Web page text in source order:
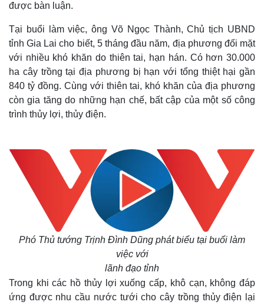
được bàn luận.
Tại buổi làm việc, ông Võ Ngọc Thành, Chủ tịch UBND
tỉnh Gia Lai cho biết, 5 tháng đầu năm, địa phương đối mặt
với nhiều khó khăn do thiên tai, hạn hán. Có hơn 30.000
ha cây trồng tại địa phương bị hạn với tổng thiệt hại gần
840 tỷ đồng. Cùng với thiên tai, khó khăn của địa phương
còn gia tăng do những hạn chế, bất cập của một số công
trình thủy lợi, thủy điện.
Phó Thủ tướng Trịnh Đình Dũng phát biểu tại buổi làm
việc với
lãnh đạo tỉnh
Trong khi các hồ thủy lợi xuống cấp, khô cạn, không đáp
ứng được nhu cầu nước tưới cho cây trồng thủy điện lại